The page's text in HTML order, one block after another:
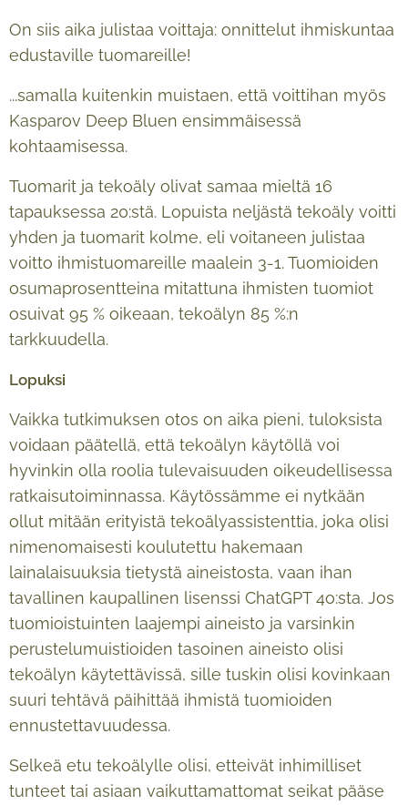
On siis aika julistaa voittaja: onnittelut ihmiskuntaa
edustaville tuomareille!
...samalla kuitenkin muistaen, että voittihan myös
Kasparov Deep Bluen ensimmäisessä
kohtaamisessa.
Tuomarit ja tekoäly olivat samaa mieltä 16
tapauksessa 20:stä. Lopuista neljästä tekoäly voitti
yhden ja tuomarit kolme, eli voitaneen julistaa
voitto ihmistuomareille maalein 3-1. Tuomioiden
osumaprosentteina mitattuna ihmisten tuomiot
osuivat 95 % oikeaan, tekoälyn 85 %:n
tarkkuudella.
Lopuksi
Vaikka tutkimuksen otos on aika pieni, tuloksista
voidaan päätellä, että tekoälyn käytöllä voi
hyvinkin olla roolia tulevaisuuden oikeudellisessa
ratkaisutoiminnassa. Käytössämme ei nytkään
ollut mitään erityistä tekoälyassistenttia, joka olisi
nimenomaisesti koulutettu hakemaan
lainalaisuuksia tietystä aineistosta, vaan ihan
tavallinen kaupallinen lisenssi ChatGPT 4o:sta. Jos
tuomioistuinten laajempi aineisto ja varsinkin
perustelumuistioiden tasoinen aineisto olisi
tekoälyn käytettävissä, sille tuskin olisi kovinkaan
suuri tehtävä päihittää ihmistä tuomioiden
ennustettavuudessa.
Selkeä etu tekoälylle olisi, etteivät inhimilliset
tunteet tai asiaan vaikuttamattomat seikat pääse